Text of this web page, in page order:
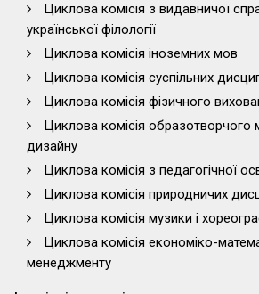
Циклова комісія з видавничої
української філології
Циклова комісія іноземних мов
Циклова комісія суспільних
Циклова комісія фізичного
Циклова комісія образотворчого
дизайну
Циклова комісія з педагогічної
Циклова комісія природничих
Циклова комісія музики і
Циклова комісія економіко-
менеджменту